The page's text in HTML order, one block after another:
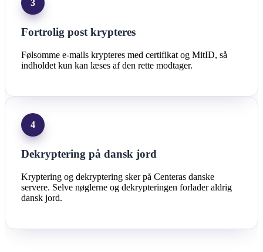
3
Fortrolig post krypteres
Følsomme e-mails krypteres med certifikat og MitID, så
indholdet kun kan læses af den rette modtager.
4
Dekryptering på dansk jord
Kryptering og dekryptering sker på Centeras danske
servere. Selve nøglerne og dekrypteringen forlader aldrig
dansk jord.